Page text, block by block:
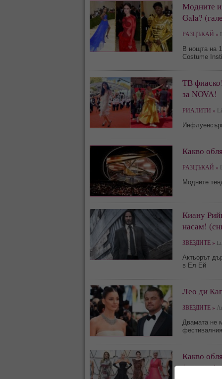
Модните
Gala?
РАЗЦЪКАЙ »
В нощта на
Costume
ТВ
за NOVA!
РИАЛИТИ »
Какво
РАЗЦЪКАЙ »
Модните
Киану
насам!
ЗВЕЗДИТЕ »
Актьорът
в Ел Ей
Лео ди
ЗВЕЗДИТЕ »
Двамата не
Какво
(галерия)